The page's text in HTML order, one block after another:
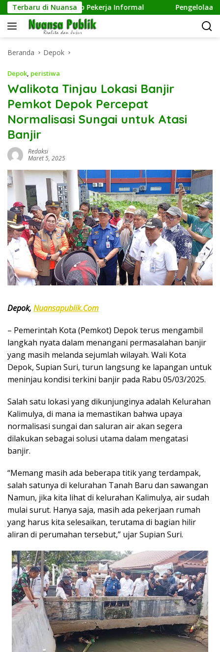
Langsung
ke
konten
Terbaru di Nuansa
terhadap Pekerja Informal Pengelolaan Sampah
Beranda Depok
Depok, peristiwa
Walikota Tinjau Lokasi Banjir
Pemkot Depok Percepat
Normalisasi Sungai untuk Atasi
Banjir
Redaksi
Maret 5, 2025
Depok, Nuansapublik.Com
– Pemerintah Kota (Pemkot) Depok terus mengambil
langkah nyata dalam menangani permasalahan banjir
yang masih melanda sejumlah wilayah. Wali Kota
Depok, Supian Suri, turun langsung ke lapangan untuk
meninjau kondisi terkini banjir pada Rabu 05/03/2025.
Salah satu lokasi yang dikunjunginya adalah Kelurahan
Kalimulya, di mana ia memastikan bahwa upaya
normalisasi sungai dan saluran air akan segera
dilakukan sebagai solusi utama dalam mengatasi
banjir.
“Memang masih ada beberapa titik yang terdampak,
salah satunya di kelurahan Tanah Baru dan sawangan
Namun, jika kita lihat di kelurahan Kalimulya, air sudah
mulai surut. Hanya saja, masih ada pekerjaan rumah
yang harus kita selesaikan, terutama di bagian hilir
aliran di perumahan tersebut,” ujar Supian Suri.